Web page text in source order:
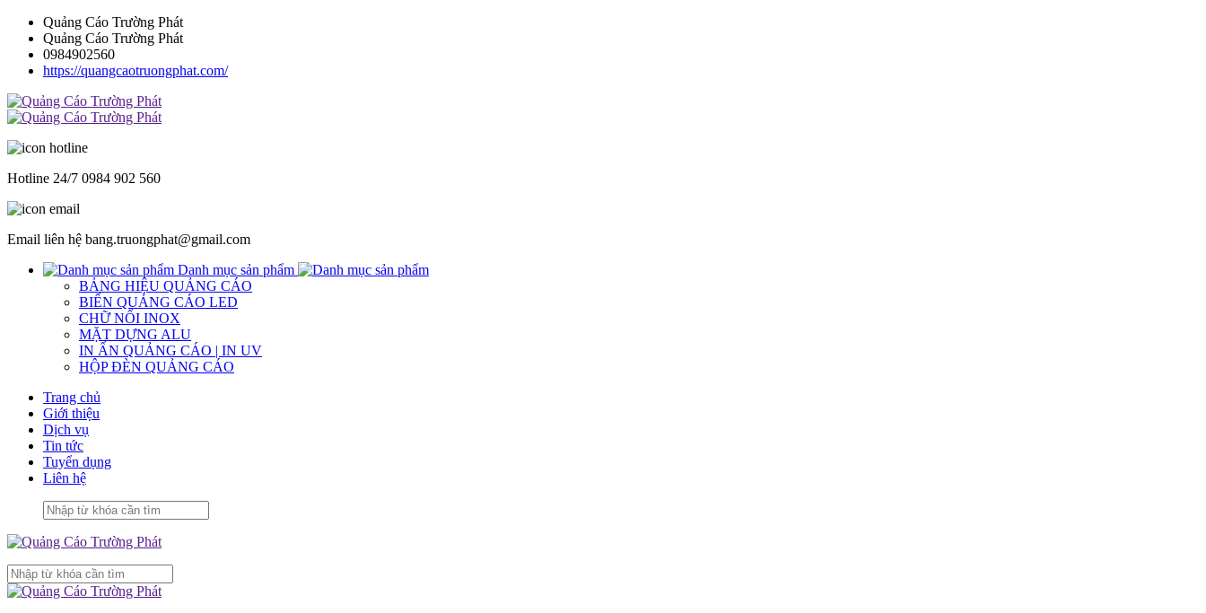
Quảng Cáo Trường Phát
Quảng Cáo Trường Phát
0984902560
https://quangcaotruongphat.com/
Hotline 24/7 0984 902 560
Email liên hệ bang.truongphat@gmail.com
Danh mục sản phẩm
BẢNG HIỆU QUẢNG CÁO
BIỂN QUẢNG CÁO LED
CHỮ NỔI INOX
MẶT DỰNG ALU
IN ẤN QUẢNG CÁO | IN UV
HỘP ĐÈN QUẢNG CÁO
Trang chủ
Giới thiệu
Dịch vụ
Tin tức
Tuyển dụng
Liên hệ